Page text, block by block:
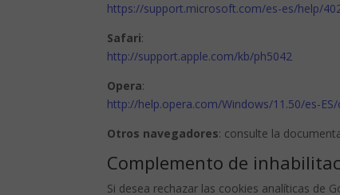
https://support.microsoft.com/es-es/help/
Safari:
http://support.apple.com/kb/ph5042
Opera:
http://help.opera.com/Windows/11.50/es-
Otros navegadores: consulte la
Complemento de
Si desea rechazar las cookies analíticas de